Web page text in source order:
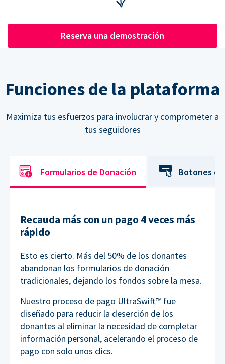
Reserva una demostración
Funciones de la plataforma
Maximiza tus esfuerzos para involucrar y comprometer a
tus seguidores
Formularios de Donación Botones
Recauda más con un pago 4 veces más
rápido
Esto es cierto. Más del 50% de los donantes
abandonan los formularios de donación
tradicionales, dejando los fondos sobre la mesa.
Nuestro proceso de pago UltraSwift™ fue
diseñado para reducir la deserción de los
donantes al eliminar la necesidad de completar
información personal, acelerando el proceso de
pago con solo unos clics.